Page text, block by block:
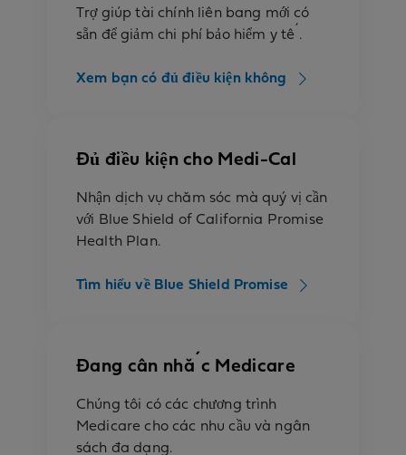
Trợ giúp tài chính liên bang mới có
sẵn để giảm chi phí bảo hiểm y tế.
Xem bạn có đủ điều kiện không
Đủ điều kiện cho Medi-Cal
Nhận dịch vụ chăm sóc mà quý vị cần
với Blue Shield of California Promise
Health Plan.
Tìm hiểu về Blue Shield Promise
Đang cân nhắc Medicare
Chúng tôi có các chương trình
Medicare cho các nhu cầu và ngân
sách đa dạng.